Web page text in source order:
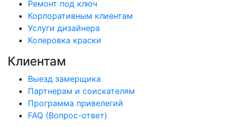
Ремонт под ключ
Корпоративным клиентам
Услуги дизайнера
Колеровка краски
Клиентам
Выезд замерщика
Партнерам и соискателям
Программа привелегий
FAQ (Вопрос-ответ)